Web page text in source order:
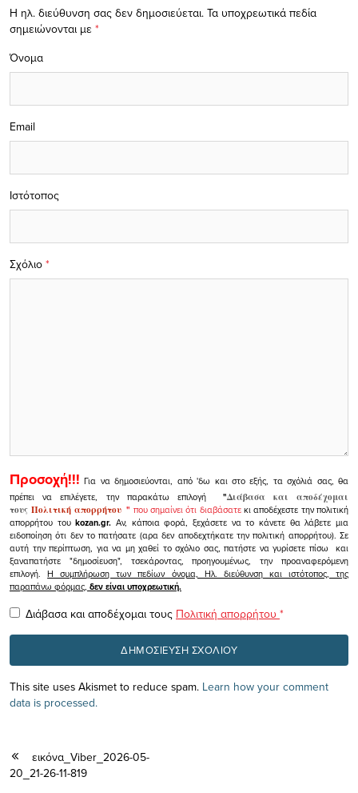
Η ηλ. διεύθυνση σας δεν δημοσιεύεται. Τα υποχρεωτικά πεδία
σημειώνονται με *
Σχόλιο *
Όνομα
Email
Ιστότοπος
Προσοχή!!! Για να δημοσιεύονται, από 'δω και στο εξής, τα σχόλιά σας, θα
πρέπει να επιλέγετε, την παρακάτω επιλογή
"Διάβασα και αποδέχομαι
τουςΠολιτική απορρήτου" που σημαίνει ότι διαβάσατεκι αποδέχεστε την πολιτική
απορρήτου τουkozan.gr. Αν, κάποια φορά, ξεχάσετε να το κάνετε θα λάβετε μια
ειδοποίηση ότι δεν το πατήσατε (αρα δεν αποδεχτήκατε την πολιτική απορρήτου). Σε
αυτή την περίπτωση, για να μη χαθεί το σχόλιο σας, πατήστε να γυρίσετε πίσω και
ξαναπατήστε "δημοσίευση", τσεκάροντας, προηγουμένως, την προαναφερόμενη
επιλογή.Η συμπλήρωση των πεδίων όνομα, Ηλ. διεύθυνση και ιστότοπος, της
παραπάνω φόρμας, δεν είναι υποχρεωτική.
Διάβασα και αποδέχομαι τους Πολιτική απορρήτου *
This site uses Akismet to reduce spam. Learn how your comment
data is processed.
εικόνα_Viber_2026-05-
20_21-26-11-819